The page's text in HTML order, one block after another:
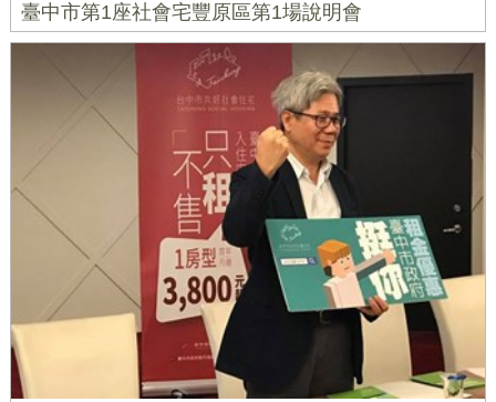
臺中市第1座社會宅豐原區第1場說明會